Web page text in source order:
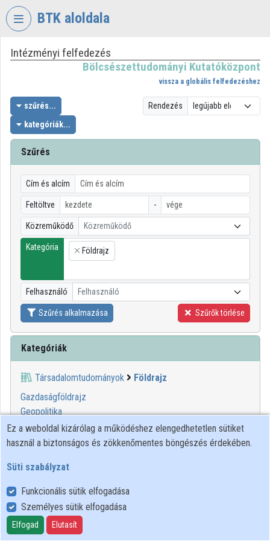
Fejléc kihagyása
BTK aloldala
VIDEOTORIUM
KUTATÓKÖZPONT
Intézményi kezdőlap
Bejelentkezés
Intézményi felfedezés
Kategóriák
Intézményi listák
Intézmények
Közreműködők
Intézményi felfedezés
Bölcsészettudományi Kutatóközpont
vissza a globális felfedezéshez
szűrés...
kategóriák...
Rendezés
Szűrés
Cím és alcím
Feltöltve -
Közreműködő Közreműködő
Kategória
×
Földrajz
Felhasználó Felhasználó
Szűrés alkalmazása Szűrők törlése
Kategóriák
Társadalomtudományok
Földrajz
Gazdaságföldrajz
Geopolitika
Humán földrajz
Regionális földrajz
Térképészet
00:32:11
Ez a weboldal kizárólag a működéshez elengedhetetlen sütiket
használ a biztonságos és zökkenőmentes böngészés érdekében.
Süti szabályzat
Funkcionális sütik elfogadása
Személyes sütik elfogadása
Elfogad Elutasít